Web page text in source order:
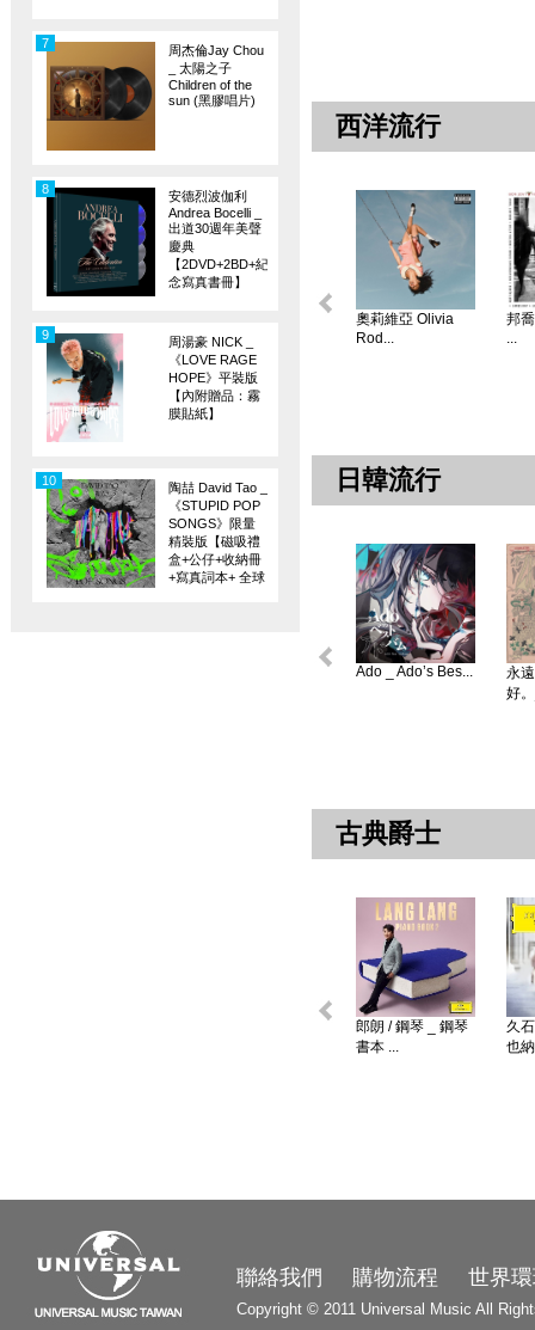
周杰倫Jay Chou
_ 太陽之子
Children of the
sun (黑膠唱片)
7
安德烈波伽利
Andrea Bocelli _
出道30週年美聲
慶典
【2DVD+2BD+紀
念寫真書冊】
8
周湯豪 NICK _
《LOVE RAGE
HOPE》平裝版
【內附贈品：霧
膜貼紙】
9
陶喆 David Tao _
《STUPID POP
SONGS》限量
精裝版【磁吸禮
盒+公仔+收納冊
+寫真詞本+ 全球
10
西洋流行
奧莉維亞 Olivia
Rod...
邦
...
日韓流行
Ado _ Ado’s Bes...
永
好
古典爵士
郎朗 / 鋼琴 _ 鋼琴
書本 ...
久
也
聯絡我們 購物流程 世界
Copyright © 2011 Universal Music All